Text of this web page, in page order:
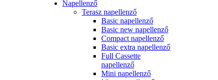
Napellenző
Terasz napellenző
Basic napellenző
Basic new napellenző
Compact napellenző
Basic extra napellenző
Full Cassette
napellenző
Mini napellenző